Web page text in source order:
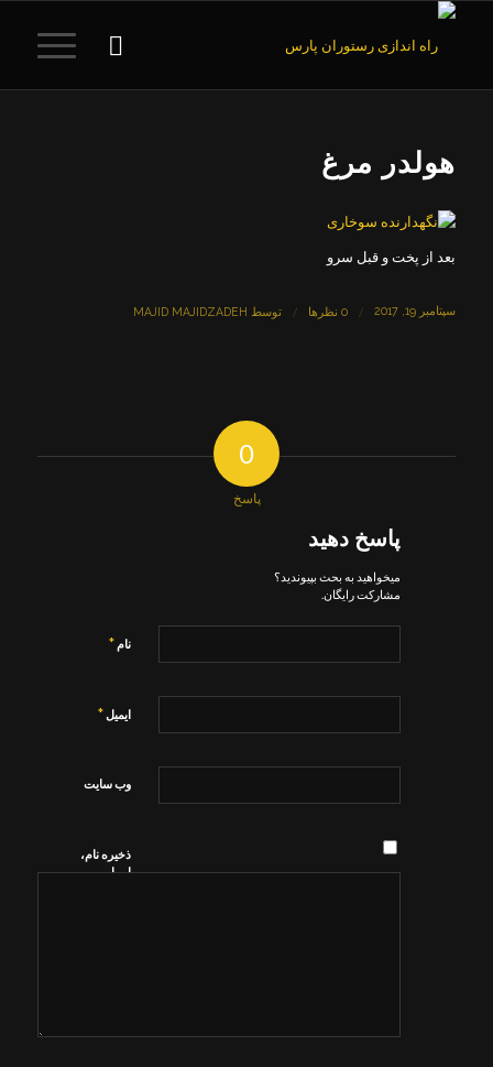
هولدر مرغ
بعد از پخت و قبل سرو
سپتامبر 19, 2017 / 0 نظرها / توسط MAJID MAJIDZADEH
0
پاسخ
پاسخ دهید
میخواهید به بحث بپیوندید؟
مشارکت رایگان.
نام *
ایمیل *
وب‌ سایت
ذخیره نام،
ایمیل و